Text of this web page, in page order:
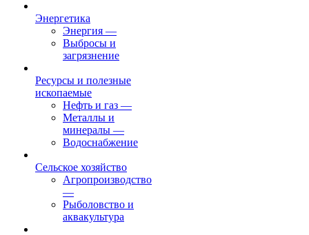
Энергетика
Энергия —
Выбросы и
загрязнение
Ресурсы и полезные
ископаемые
Нефть и газ —
Металлы и
минералы —
Водоснабжение
Сельское хозяйство
Агропроизводство
—
Рыболовство и
аквакультура